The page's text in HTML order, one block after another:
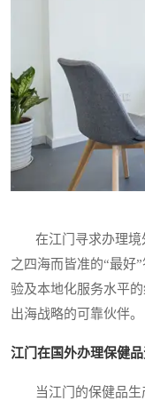
在江门寻求办理境
之四海而皆准的“最好
验及本地化服务水平
出海战略的可靠伙伴。
江门在国外办理保健
当江门的保健品生